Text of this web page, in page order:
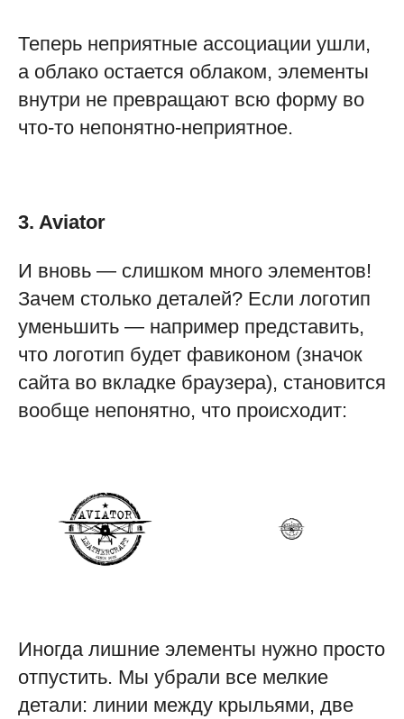
Теперь неприятные ассоциации ушли,
а облако остается облаком, элементы
внутри не превращают всю форму во
что-то непонятно-неприятное.
3. Aviator
И вновь — слишком много элементов!
Зачем столько деталей? Если логотип
уменьшить — например представить,
что логотип будет фавиконом (значок
сайта во вкладке браузера), становится
вообще непонятно, что происходит:
Иногда лишние элементы нужно просто
отпустить. Мы убрали все мелкие
детали: линии между крыльями, две